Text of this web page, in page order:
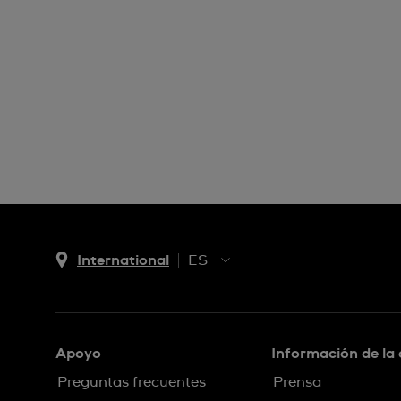
International
ES
ES
Apoyo
Preguntas frecuentes
Información de la
Prensa